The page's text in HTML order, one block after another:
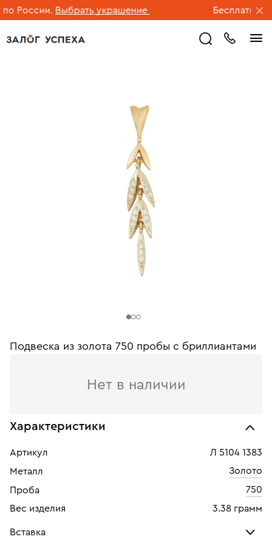
России. Выбрать украшение Бесплатная
Подвеска из золота 750 пробы c бриллиантами
Нет в наличии
Характеристики
Артикул
Л 5104 1383
Металл
Золото
Проба
750
Вес изделия
3.38 грамм
Вставка